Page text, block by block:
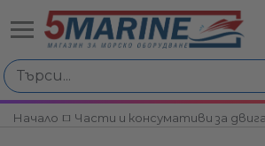
Избери по
Начало Части и консумативи за